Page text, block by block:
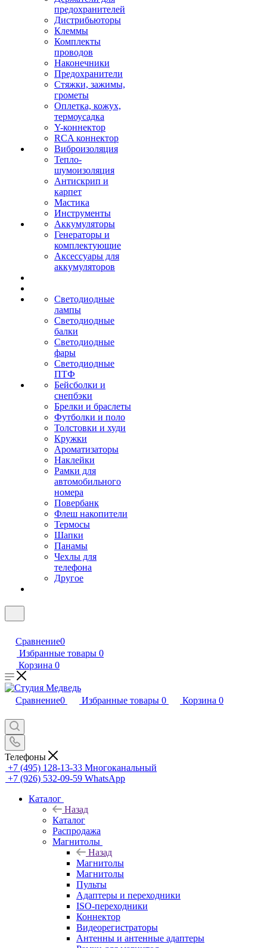
предохранителей
Дистрибьюторы
Клеммы
Комплекты
проводов
Наконечники
Предохранители
Стяжки, зажимы,
грометы
Оплетка, кожух,
термоусадка
Y-коннектор
RCA коннектор
Виброизоляция
Тепло-
шумоизоляция
Антискрип и
карпет
Мастика
Инструменты
Аккумуляторы
Генераторы и
комплектующие
Аксессуары для
аккумуляторов
Светодиодные
лампы
Светодиодные
балки
Светодиодные
фары
Светодиодные
ПТФ
Бейсболки и
снепбэки
Брелки и браслеты
Футболки и поло
Толстовки и худи
Кружки
Ароматизаторы
Наклейки
Рамки для
автомобильного
номера
Повербанк
Флеш накопители
Термосы
Шапки
Панамы
Чехлы для
телефона
Другое
Сравнение0
Избранные товары 0
Корзина 0
Сравнение0 Избранные товары 0 Корзина 0
Телефоны
+7 (495) 128-13-33 Многоканальный
+7 (926) 532-09-59 WhatsApp
Каталог
Назад
Каталог
Распродажа
Магнитолы
Назад
Магнитолы
Магнитолы
Пульты
Адаптеры и переходники
ISO-переходники
Коннектор
Видеорегистраторы
Антенны и антенные адаптеры